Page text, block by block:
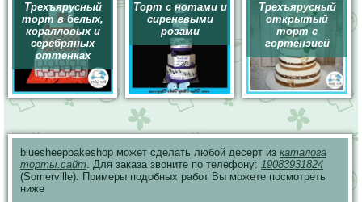
Трехъярусный
торт в белых,
коралловых и
серебряных
оттенках
Торт с нотами и
сиреневыми
розами
Трехъярусный
открытый
торт с
гортензией
bluesheepbakeshop может сделать любой десерт из каталога
торты.сайт. Для заказа звоните по телефону: 19083931824
(Somerville). Примеры подобных работ Вы можете посмотреть
ниже